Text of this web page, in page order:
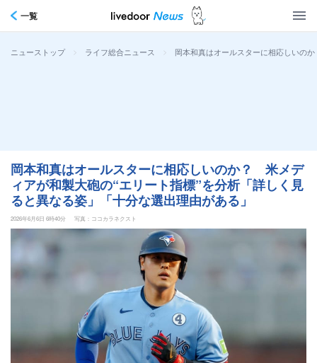
一覧
ニューストップ > ライフ総合ニュース > 岡本和真はオールスターに相応しいの
岡本和真はオールスターに相応しいのか？ 米メデ
ィアが和製大砲の“エリート指標”を分析「詳しく見
ると異なる姿」「十分な選出理由がある」
2026年6月6日 6時40分 写真：ココカラネクスト